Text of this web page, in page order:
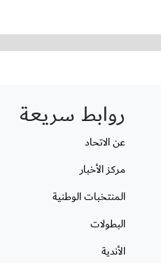
روابط سريعة
عن الاتحاد
مركز الأخبار
المنتخبات الوطنية
البطولات
الأندية